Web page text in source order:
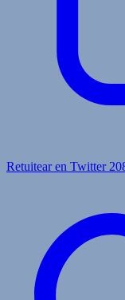
Retuitear en Twitter